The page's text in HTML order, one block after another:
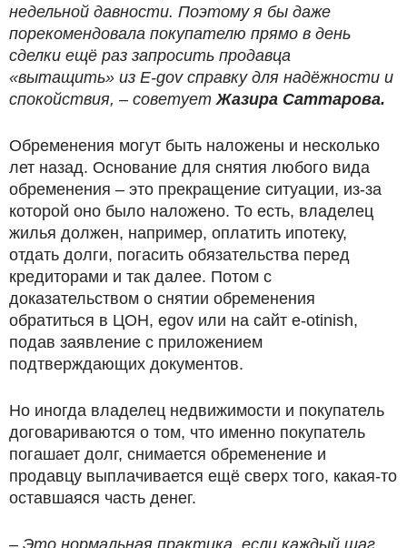
недельной давности. Поэтому я бы даже
порекомендовала покупателю прямо в день
сделки ещё раз запросить продавца
«вытащить» из E-gov справку для надёжности и
спокойствия, – советует Жазира Саттарова.
Обременения могут быть наложены и несколько
лет назад. Основание для снятия любого вида
обременения – это прекращение ситуации, из-за
которой оно было наложено. То есть, владелец
жилья должен, например, оплатить ипотеку,
отдать долги, погасить обязательства перед
кредиторами и так далее. Потом с
доказательством о снятии обременения
обратиться в ЦОН, egov или на сайт e-otinish,
подав заявление с приложением
подтверждающих документов.
Но иногда владелец недвижимости и покупатель
договариваются о том, что именно покупатель
погашает долг, снимается обременение и
продавцу выплачивается ещё сверх того, какая-то
оставшаяся часть денег.
– Это нормальная практика, если каждый шаг